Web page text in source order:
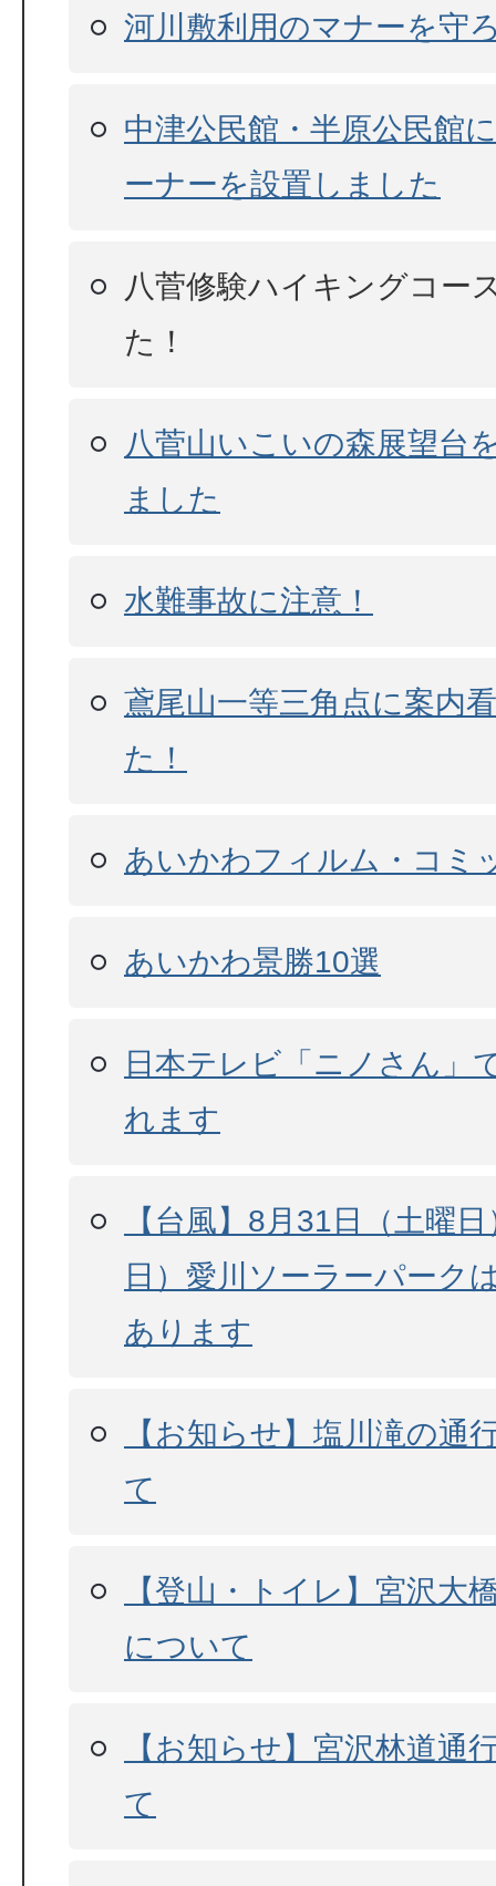
河川敷利用のマナーを守
中津公民館・半原公民館
ーナーを設置しました
八菅修験ハイキングコー
た！
八菅山いこいの森展望台
ました
水難事故に注意！
鳶尾山一等三角点に案内
た！
あいかわフィルム・コミ
あいかわ景勝10選
日本テレビ「ニノさん」
れます
【台風】8月31日（土曜
日）愛川ソーラーパーク
あります
【お知らせ】塩川滝の通
て
【登山・トイレ】宮沢大
について
【お知らせ】宮沢林道通
て